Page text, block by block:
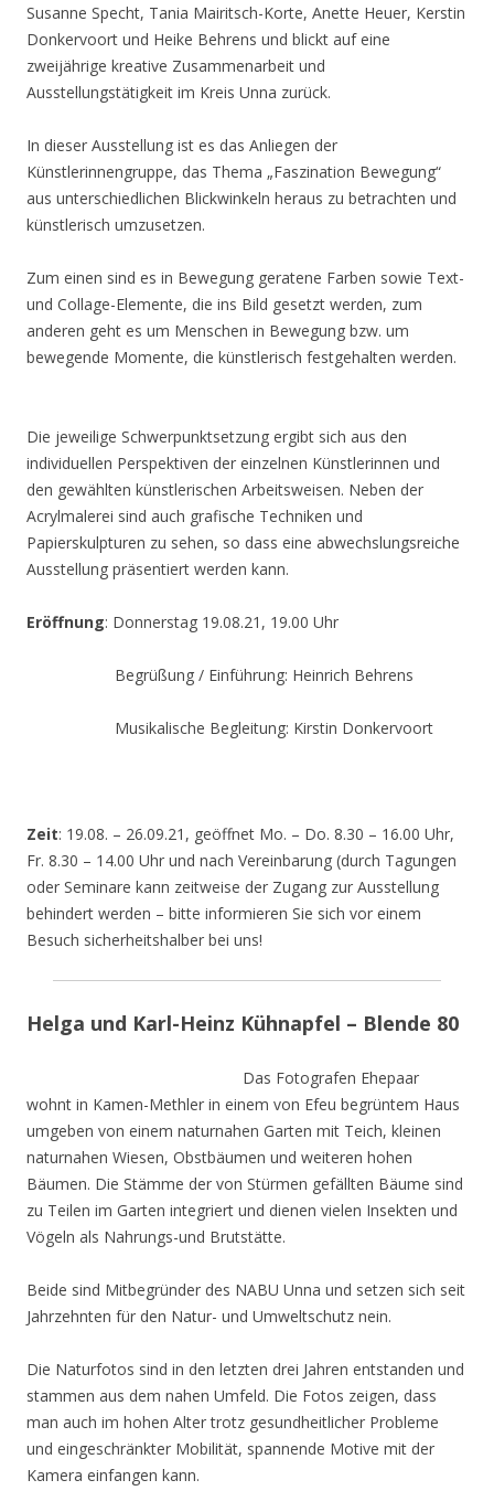
Susanne Specht, Tania Mairitsch-Korte, Anette Heuer, Kerstin
Donkervoort und Heike Behrens und blickt auf eine
zweijährige kreative Zusammenarbeit und
Ausstellungstätigkeit im Kreis Unna zurück.
In dieser Ausstellung ist es das Anliegen der
Künstlerinnengruppe, das Thema „Faszination Bewegung“
aus unterschiedlichen Blickwinkeln heraus zu betrachten und
künstlerisch umzusetzen.
Zum einen sind es in Bewegung geratene Farben sowie Text-
und Collage-Elemente, die ins Bild gesetzt werden, zum
anderen geht es um Menschen in Bewegung bzw. um
bewegende Momente, die künstlerisch festgehalten werden.
Die jeweilige Schwerpunktsetzung ergibt sich aus den
individuellen Perspektiven der einzelnen Künstlerinnen und
den gewählten künstlerischen Arbeitsweisen. Neben der
Acrylmalerei sind auch grafische Techniken und
Papierskulpturen zu sehen, so dass eine abwechslungsreiche
Ausstellung präsentiert werden kann.
Eröffnung: Donnerstag 19.08.21, 19.00 Uhr
Begrüßung / Einführung: Heinrich Behrens
Musikalische Begleitung: Kirstin Donkervoort
Zeit: 19.08. – 26.09.21, geöffnet Mo. – Do. 8.30 – 16.00 Uhr,
Fr. 8.30 – 14.00 Uhr und nach Vereinbarung (durch Tagungen
oder Seminare kann zeitweise der Zugang zur Ausstellung
behindert werden – bitte informieren Sie sich vor einem
Besuch sicherheitshalber bei uns!
Helga und Karl-Heinz Kühnapfel – Blende 80
Das Fotografen Ehepaar
wohnt in Kamen-Methler in einem von Efeu begrüntem Haus
umgeben von einem naturnahen Garten mit Teich, kleinen
naturnahen Wiesen, Obstbäumen und weiteren hohen
Bäumen. Die Stämme der von Stürmen gefällten Bäume sind
zu Teilen im Garten integriert und dienen vielen Insekten und
Vögeln als Nahrungs-und Brutstätte.
Beide sind Mitbegründer des NABU Unna und setzen sich seit
Jahrzehnten für den Natur- und Umweltschutz nein.
Die Naturfotos sind in den letzten drei Jahren entstanden und
stammen aus dem nahen Umfeld. Die Fotos zeigen, dass
man auch im hohen Alter trotz gesundheitlicher Probleme
und eingeschränkter Mobilität, spannende Motive mit der
Kamera einfangen kann.